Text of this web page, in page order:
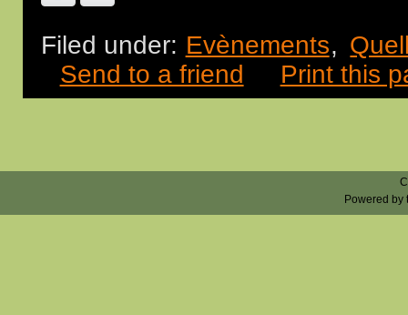
Filed under: Evènements,
Send to a friend
Print this
Powered by